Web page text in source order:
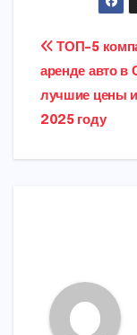
ТОП-5
аренде авто в
лучшие цены
2025 году